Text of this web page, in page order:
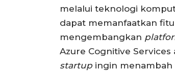
melalui teknologi
dapat memanfaatkan
mengembangkan
Azure Cognitive
startup ingin menambah